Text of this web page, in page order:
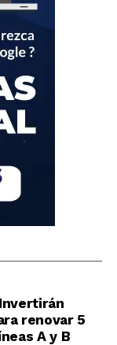
renovar 5
A y B